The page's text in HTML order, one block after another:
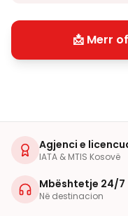
📩 Merr
Agjenci e
IATA & MTIS Kosovë
Mbështetje 24/7
Në destinacion